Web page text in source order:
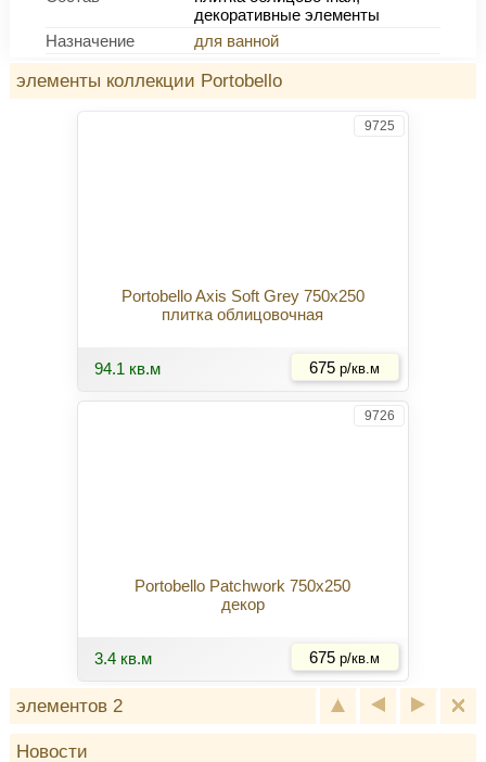
декоративные элементы
Назначение
для ванной
элементы коллекции Portobello
9725
Portobello Axis Soft Grey 750x250
плитка облицовочная
94.1 кв.м 675 р/кв.м
9726
Portobello Patchwork 750x250
декор
3.4 кв.м 675 р/кв.м
элементов 2
Новости